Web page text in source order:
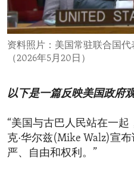
ENVIRONMENT AND
IDEALS AND INSTITUTIONS
资料照片：美国常驻联合国代
（2026年5月20日）
以下是一篇反映美国政府
“美国与古巴人民站在一起
克·华尔兹(Mike Walz)宣
严、自由和权利。”